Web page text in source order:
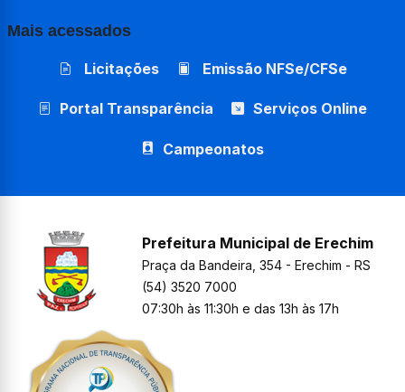
Mais acessados
Licitações Emissão NFSe/CFSe
Portal Transparência Serviços Online
Campeonatos
Prefeitura Municipal de Erechim
Praça da Bandeira, 354 - Erechim - RS
(54) 3520 7000
07:30h às 11:30h e das 13h às 17h